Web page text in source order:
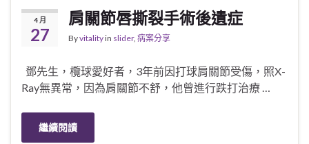
4 月
27
肩關節唇撕裂手術後遺症
Byvitalityin slider, 病案分享
鄧先生，欖球愛好者，3年前因打球肩關節受傷，照X-
Ray無異常，因為肩關節不舒，他曾進行跌打治療 …
繼續閱讀